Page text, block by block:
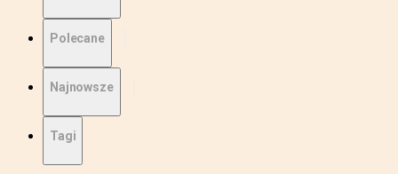
Polecane
Najnowsze
Tagi